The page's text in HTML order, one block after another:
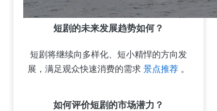
短剧的未来发展趋势如何？
短剧将继续向多样化、短小精悍的方向发
展，满足观众快速消费的需求 景点推荐 。
如何评价短剧的市场潜力？